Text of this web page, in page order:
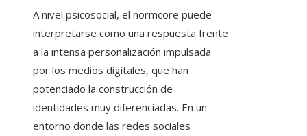
A nivel psicosocial, el normcore puede
interpretarse como una respuesta frente
a la intensa personalización impulsada
por los medios digitales, que han
potenciado la construcción de
identidades muy diferenciadas. En un
entorno donde las redes sociales